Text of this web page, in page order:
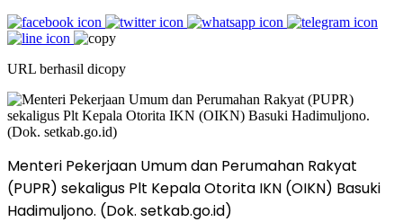
URL berhasil dicopy
Menteri Pekerjaan Umum dan Perumahan Rakyat
(PUPR) sekaligus Plt Kepala Otorita IKN (OIKN) Basuki
Hadimuljono. (Dok. setkab.go.id)